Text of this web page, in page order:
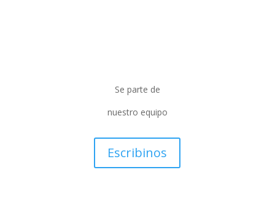
Se parte de
nuestro equipo
Escribinos